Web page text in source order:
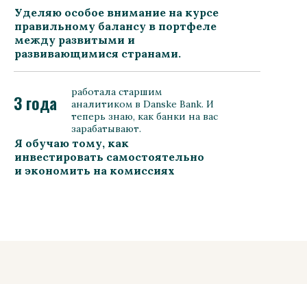
3 года
работала старшим
аналитиком в Danske Bank. И
теперь знаю, как банки на вас
зарабатывают.
Я обучаю тому, как
инвестировать самостоятельно
и экономить на комиссиях
Уделяю особое внимание на курсе
правильному балансу в портфеле
между развитыми и
развивающимися странами.